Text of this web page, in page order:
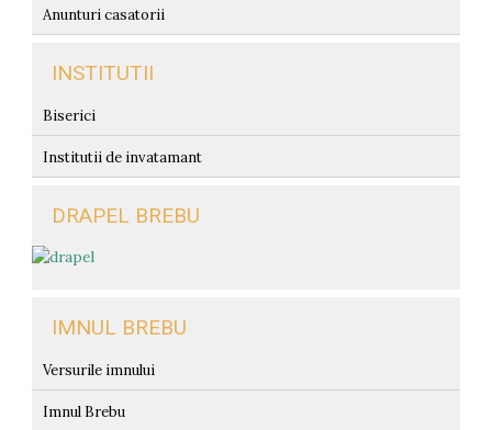
Anunturi casatorii
INSTITUTII
Biserici
Institutii de invatamant
DRAPEL BREBU
IMNUL BREBU
Versurile imnului
Imnul Brebu